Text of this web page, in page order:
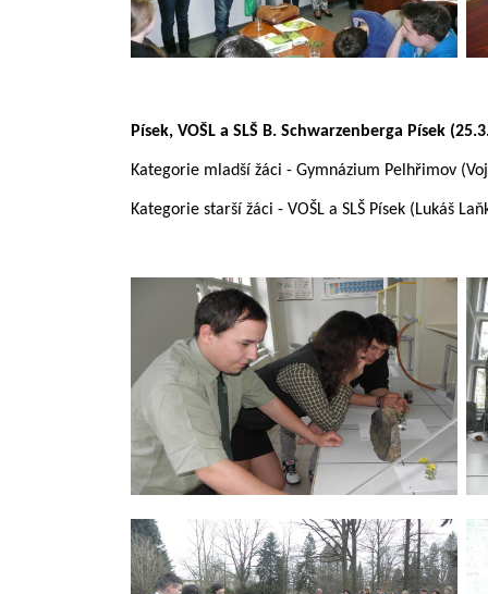
Písek, VOŠL a SLŠ B. Schwarzenberga Písek
Kategorie mladší žáci - Gymnázium Pelhřimov
Kategorie starší žáci - VOŠL a SLŠ Písek (Lukáš